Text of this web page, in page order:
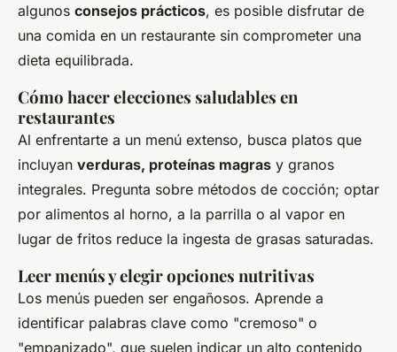
algunos consejos prácticos, es posible disfrutar de
una comida en un restaurante sin comprometer una
dieta equilibrada.
Cómo hacer elecciones saludables en
restaurantes
Al enfrentarte a un menú extenso, busca platos que
incluyan verduras, proteínas magras y granos
integrales. Pregunta sobre métodos de cocción; optar
por alimentos al horno, a la parrilla o al vapor en
lugar de fritos reduce la ingesta de grasas saturadas.
Leer menús y elegir opciones nutritivas
Los menús pueden ser engañosos. Aprende a
identificar palabras clave como "cremoso" o
"empanizado", que suelen indicar un alto contenido